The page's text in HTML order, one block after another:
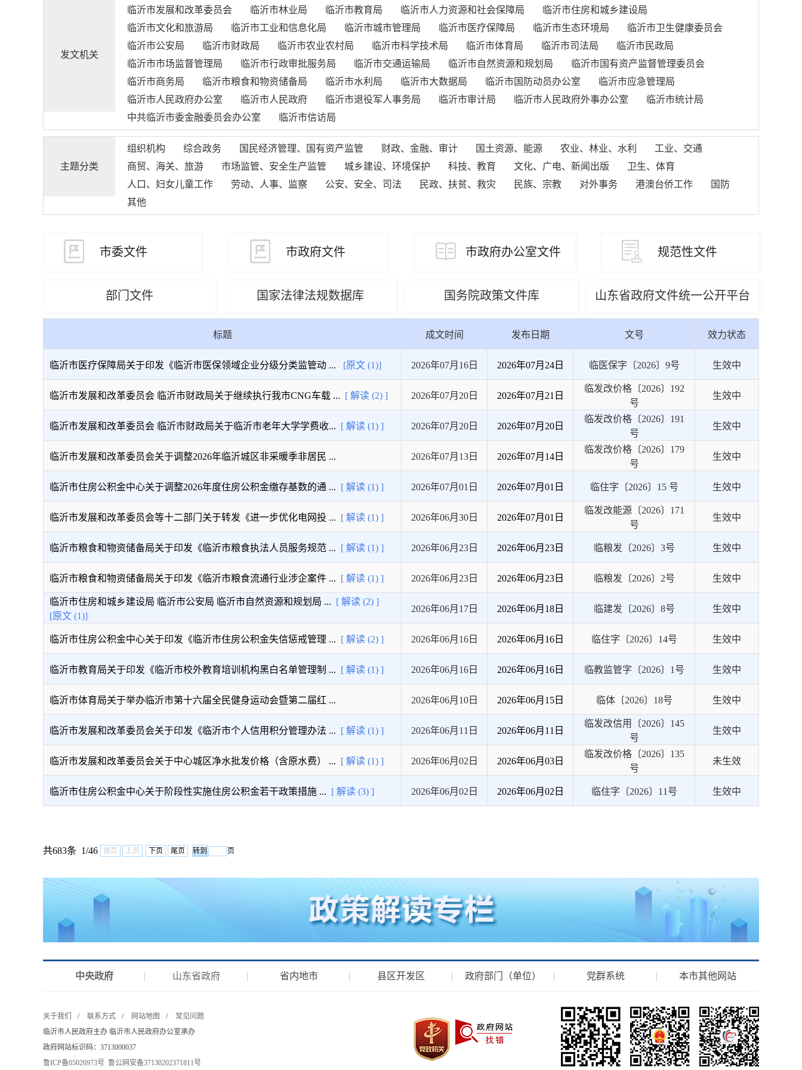
发文机关
临沂市发展和改革委员会 临沂市林业局 临沂市教育局 临沂市人力资源和社会保障局
临沂市住房和城乡建设局
临沂市文化和旅游局
临沂市工业和信息化局 临沂市城市管理局 临沂市医疗保障局 临沂市生态环境局
临沂市卫生健康委员会
临沂市公安局
临沂市财政局 临沂市农业农村局 临沂市科学技术局 临沂市体育局 临沂市司法局
临沂市民政局
临沂市市场监督管理局
临沂市行政审批服务局 临沂市交通运输局 临沂市自然资源和规划局
临沂市国有资产监督管理委员会
临沂市商务局
临沂市粮食和物资储备局 临沂市水利局 临沂市大数据局 临沂市国防动员办公室
临沂市应急管理局
临沂市人民政府办公室
临沂市人民政府 临沂市退役军人事务局 临沂市审计局 临沂市人民政府外事办公室
临沂市统计局
中共临沂市委金融委员会办公室
临沂市信访局
主题分类
组织机构 综合政务 国民经济管理、国有资产监管 财政、金融、审计 国土资源、能源 农业、林业、水利
工业、交通
商贸、海关、旅游
市场监管、安全生产监管 城乡建设、环境保护 科技、教育 文化、广电、新闻出版
卫生、体育
人口、妇女儿童工作
劳动、人事、监察 公安、安全、司法 民政、扶贫、救灾 民族、宗教 对外事务 港澳台侨工作
国防
其他
市委文件 市政府文件 市政府办公室文件 规范性文件
部门文件 国家法律法规数据库 国务院政策文件库 山东省政府文件统一公开平台
标题 成文时间 发布日期 文号 效力状态
临沂市医疗保障局关于印发《临沂市医保领域企业分级分类监管动 ... [原文 (1)] 2026年07月16日 2026年07月24日 临医保字〔2026〕9号 生效中
临沂市发展和改革委员会 临沂市财政局关于继续执行我市CNG车载 ... [ 解读 (2) ] 2026年07月20日 2026年07月21日
临发改价格〔2026〕192
号
生效中
临沂市发展和改革委员会 临沂市财政局关于临沂市老年大学学费收... [ 解读 (1) ] 2026年07月20日 2026年07月20日
临发改价格〔2026〕191
号
生效中
临沂市发展和改革委员会关于调整2026年临沂城区非采暖季非居民 ... 2026年07月13日 2026年07月14日
临发改价格〔2026〕179
号
生效中
临沂市住房公积金中心关于调整2026年度住房公积金缴存基数的通 ... [ 解读 (1) ] 2026年07月01日 2026年07月01日 临住字〔2026〕15 号 生效中
临沂市发展和改革委员会等十二部门关于转发《进一步优化电网投 ... [ 解读 (1) ] 2026年06月30日 2026年07月01日
临发改能源〔2026〕171
号
生效中
临沂市粮食和物资储备局关于印发《临沂市粮食执法人员服务规范 ... [ 解读 (1) ] 2026年06月23日 2026年06月23日 临粮发〔2026〕3号 生效中
临沂市粮食和物资储备局关于印发《临沂市粮食流通行业涉企案件 ... [ 解读 (1) ] 2026年06月23日 2026年06月23日 临粮发〔2026〕2号 生效中
临沂市住房和城乡建设局 临沂市公安局 临沂市自然资源和规划局 ... [ 解读 (2) ]
[原文 (1)]
2026年06月17日 2026年06月18日 临建发〔2026〕8号 生效中
临沂市住房公积金中心关于印发《临沂市住房公积金失信惩戒管理 ... [ 解读 (2) ] 2026年06月16日 2026年06月16日 临住字〔2026〕14号 生效中
临沂市教育局关于印发《临沂市校外教育培训机构黑白名单管理制 ... [ 解读 (1) ] 2026年06月16日 2026年06月16日 临教监管字〔2026〕1号 生效中
临沂市体育局关于举办临沂市第十六届全民健身运动会暨第二届红 ... 2026年06月10日 2026年06月15日 临体〔2026〕18号 生效中
临沂市发展和改革委员会关于印发《临沂市个人信用积分管理办法 ... [ 解读 (1) ] 2026年06月11日 2026年06月11日
临发改信用〔2026〕145
号
生效中
临沂市发展和改革委员会关于中心城区净水批发价格（含原水费） ... [ 解读 (1) ] 2026年06月02日 2026年06月03日
临发改价格〔2026〕135
号
未生效
​临沂市住房公积金中心关于阶段性实施住房公积金若干政策措施 ... [ 解读 (3) ] 2026年06月02日 2026年06月02日 临住字〔2026〕11号 生效中
共683条 1/46 首页 上页 下页 尾页 页
中央政府 山东省政府 省内地市 县区开发区 政府部门（单位） 党群系统 本市其他网站
关于我们 / 联系方式 / 网站地图 /
常见问题
临沂市人民政府主办 临沂市人民政府办公室承办
政府网站标识码：3713000037
鲁ICP备05026973号 鲁公网安备37130202371811号